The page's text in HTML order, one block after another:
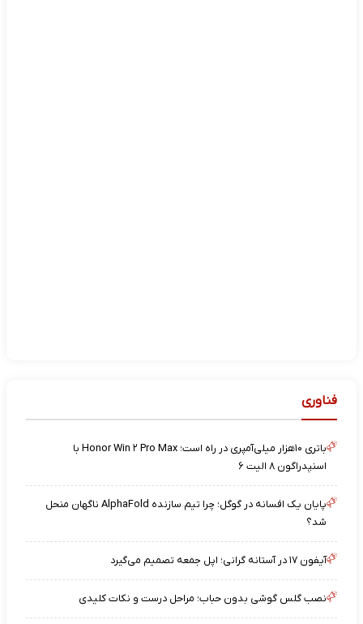
فناوری
باتری ۱۰هزار میلی‌آمپری در راه است؛ Honor Win ۲ Pro Max با
اسنپدراگون ۸ الیت ۶
پایان یک افسانه در گوگل؛ چرا تیم سازنده AlphaFold ناگهان منحل
شد؟
آیفون ۱۷ در آستانه گرانی؛ اپل جمعه تصمیم می‌گیرد
نصب گلس گوشی بدون حباب؛ مراحل درست و نکات کلیدی